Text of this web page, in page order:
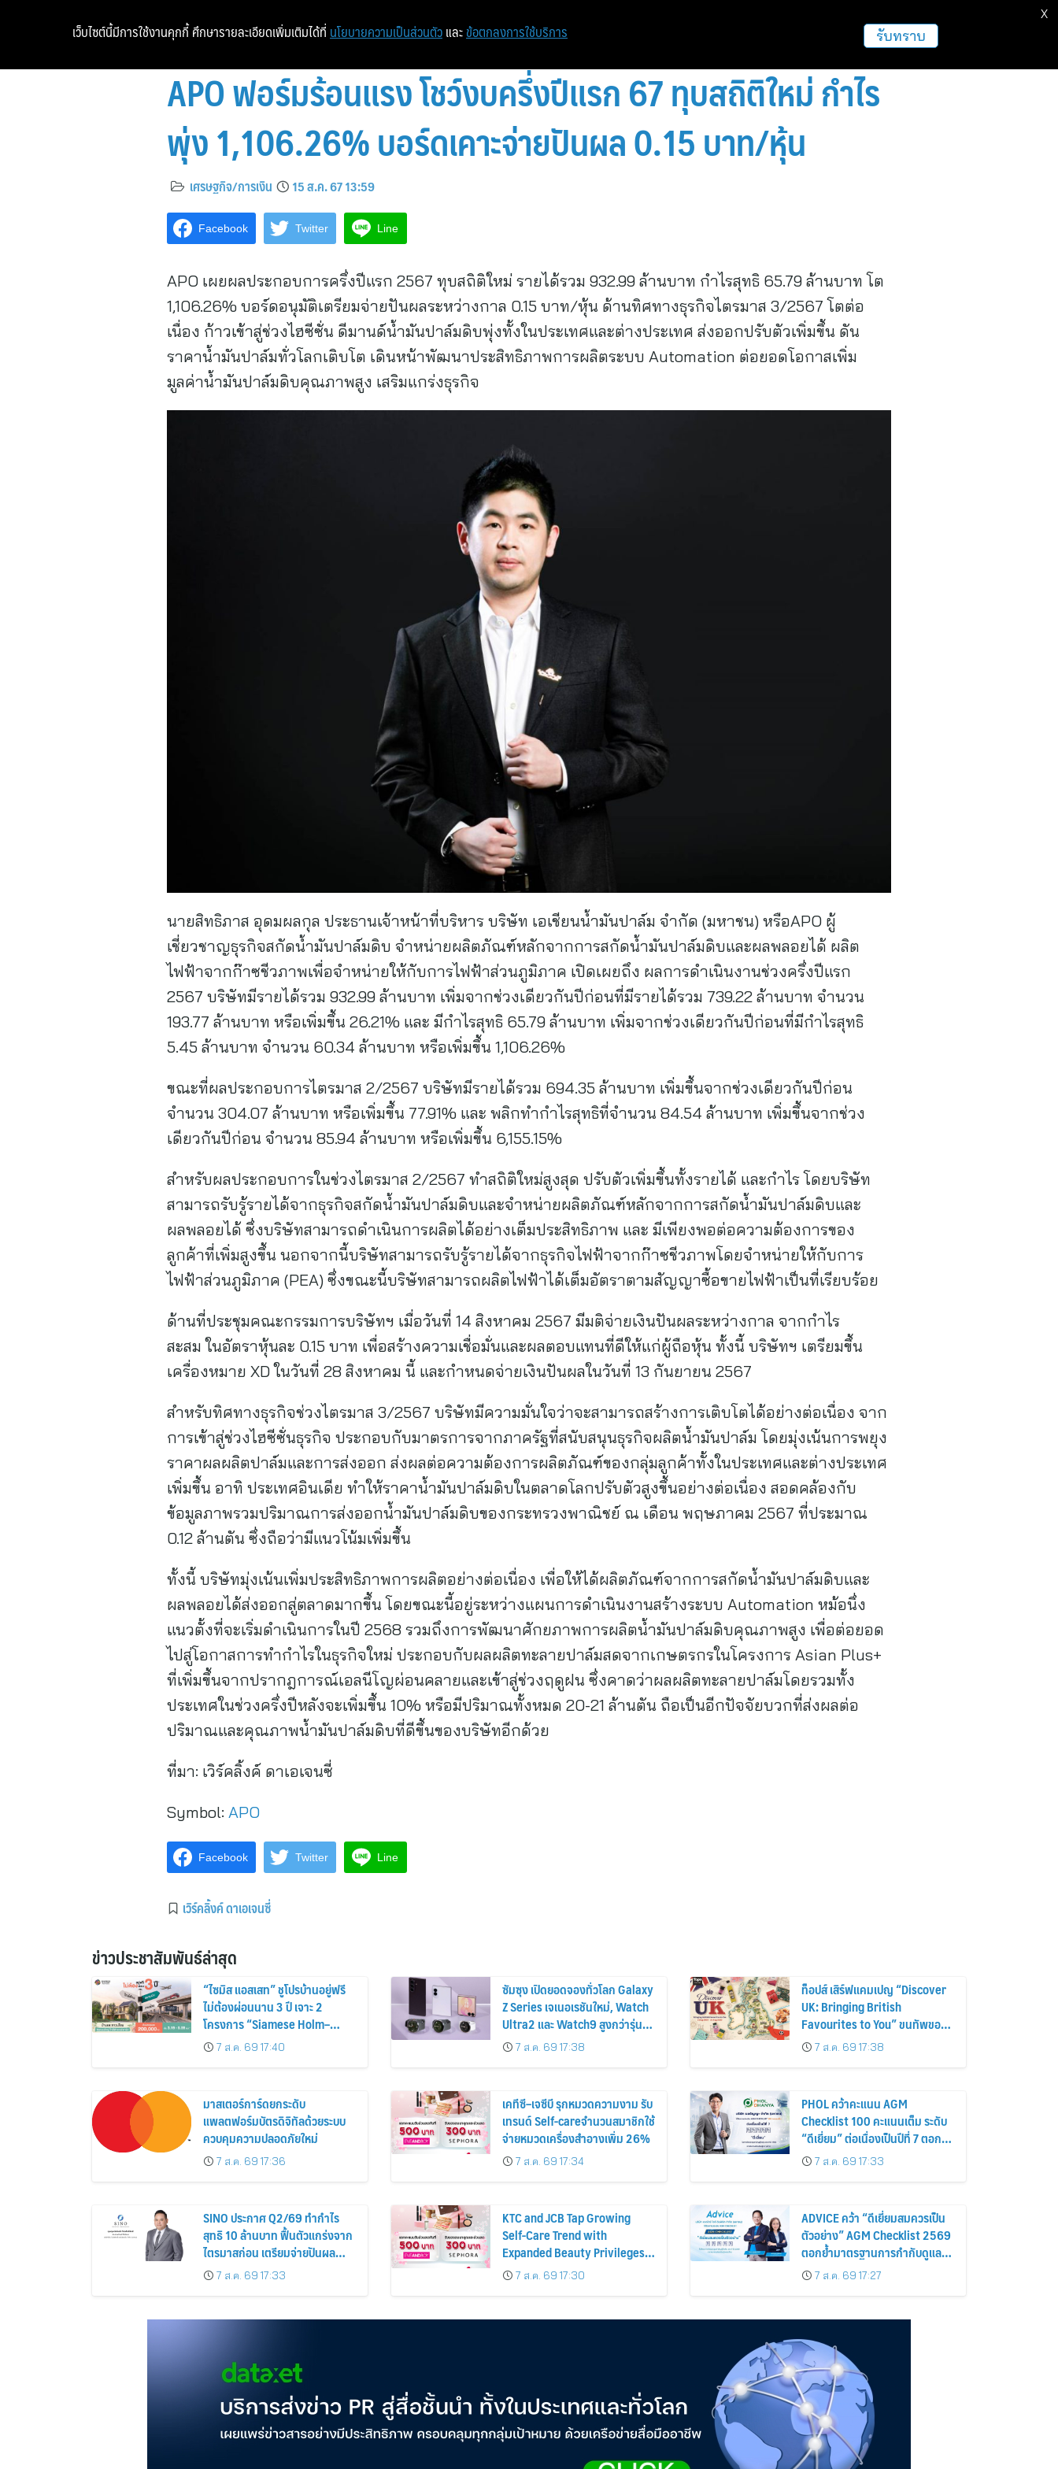
หน้าแรก ท่องเที่ยว ฝากข่าวประชาสัมพันธ์
APO ฟอร์มร้อนแรง โชว์งบครึ่งปีแรก 67 ทุบสถิติใหม่ กำไร
พุ่ง 1,106.26% บอร์ดเคาะจ่ายปันผล 0.15 บาท/หุ้น
เศรษฐกิจ/การเงิน 15 ส.ค. 67 13:59
Facebook Twitter Line
APO เผยผลประกอบการครึ่งปีแรก 2567 ทุบสถิติใหม่ รายได้รวม 932.99 ล้านบาท กำไรสุทธิ 65.79 ล้านบาท โต
1,106.26% บอร์ดอนุมัติเตรียมจ่ายปันผลระหว่างกาล 0.15 บาท/หุ้น ด้านทิศทางธุรกิจไตรมาส 3/2567 โตต่อ
เนื่อง ก้าวเข้าสู่ช่วงไฮซีซั่น ดีมานด์น้ำมันปาล์มดิบพุ่งทั้งในประเทศและต่างประเทศ ส่งออกปรับตัวเพิ่มขึ้น ดัน
ราคาน้ำมันปาล์มทั่วโลกเติบโต เดินหน้าพัฒนาประสิทธิภาพการผลิตระบบ Automation ต่อยอดโอกาสเพิ่ม
มูลค่าน้ำมันปาล์มดิบคุณภาพสูง เสริมแกร่งธุรกิจ
นายสิทธิภาส อุดมผลกุล ประธานเจ้าหน้าที่บริหาร บริษัท เอเชียนน้ำมันปาล์ม จำกัด (มหาชน) หรือAPO ผู้
เชี่ยวชาญธุรกิจสกัดน้ำมันปาล์มดิบ จำหน่ายผลิตภัณฑ์หลักจากการสกัดน้ำมันปาล์มดิบและผลพลอยได้ ผลิต
ไฟฟ้าจากก๊าซชีวภาพเพื่อจำหน่ายให้กับการไฟฟ้าส่วนภูมิภาค เปิดเผยถึง ผลการดำเนินงานช่วงครึ่งปีแรก
2567 บริษัทมีรายได้รวม 932.99 ล้านบาท เพิ่มจากช่วงเดียวกันปีก่อนที่มีรายได้รวม 739.22 ล้านบาท จำนวน
193.77 ล้านบาท หรือเพิ่มขึ้น 26.21% และ มีกำไรสุทธิ 65.79 ล้านบาท เพิ่มจากช่วงเดียวกันปีก่อนที่มีกำไรสุทธิ
5.45 ล้านบาท จำนวน 60.34 ล้านบาท หรือเพิ่มขึ้น 1,106.26%
ขณะที่ผลประกอบการไตรมาส 2/2567 บริษัทมีรายได้รวม 694.35 ล้านบาท เพิ่มขึ้นจากช่วงเดียวกันปีก่อน
จำนวน 304.07 ล้านบาท หรือเพิ่มขึ้น 77.91% และ พลิกทำกำไรสุทธิที่จำนวน 84.54 ล้านบาท เพิ่มขึ้นจากช่วง
เดียวกันปีก่อน จำนวน 85.94 ล้านบาท หรือเพิ่มขึ้น 6,155.15%
สำหรับผลประกอบการในช่วงไตรมาส 2/2567 ทำสถิติใหม่สูงสุด ปรับตัวเพิ่มขึ้นทั้งรายได้ และกำไร โดยบริษัท
สามารถรับรู้รายได้จากธุรกิจสกัดน้ำมันปาล์มดิบและจำหน่ายผลิตภัณฑ์หลักจากการสกัดน้ำมันปาล์มดิบและ
ผลพลอยได้ ซึ่งบริษัทสามารถดำเนินการผลิตได้อย่างเต็มประสิทธิภาพ และ มีเพียงพอต่อความต้องการของ
ลูกค้าที่เพิ่มสูงขึ้น นอกจากนี้บริษัทสามารถรับรู้รายได้จากธุรกิจไฟฟ้าจากก๊าซชีวภาพโดยจำหน่ายให้กับการ
ไฟฟ้าส่วนภูมิภาค (PEA) ซึ่งขณะนี้บริษัทสามารถผลิตไฟฟ้าได้เต็มอัตราตามสัญญาซื้อขายไฟฟ้าเป็นที่เรียบร้อย
ด้านที่ประชุมคณะกรรมการบริษัทฯ เมื่อวันที่ 14 สิงหาคม 2567 มีมติจ่ายเงินปันผลระหว่างกาล จากกำไร
สะสม ในอัตราหุ้นละ 0.15 บาท เพื่อสร้างความเชื่อมั่นและผลตอบแทนที่ดีให้แก่ผู้ถือหุ้น ทั้งนี้ บริษัทฯ เตรียมขึ้น
เครื่องหมาย XD ในวันที่ 28 สิงหาคม นี้ และกำหนดจ่ายเงินปันผลในวันที่ 13 กันยายน 2567
สำหรับทิศทางธุรกิจช่วงไตรมาส 3/2567 บริษัทมีความมั่นใจว่าจะสามารถสร้างการเติบโตได้อย่างต่อเนื่อง จาก
การเข้าสู่ช่วงไฮซีซั่นธุรกิจ ประกอบกับมาตรการจากภาครัฐที่สนับสนุนธุรกิจผลิตน้ำมันปาล์ม โดยมุ่งเน้นการพยุง
ราคาผลผลิตปาล์มและการส่งออก ส่งผลต่อความต้องการผลิตภัณฑ์ของกลุ่มลูกค้าทั้งในประเทศและต่างประเทศ
เพิ่มขึ้น อาทิ ประเทศอินเดีย ทำให้ราคาน้ำมันปาล์มดิบในตลาดโลกปรับตัวสูงขึ้นอย่างต่อเนื่อง สอดคล้องกับ
ข้อมูลภาพรวมปริมาณการส่งออกน้ำมันปาล์มดิบของกระทรวงพาณิชย์ ณ เดือน พฤษภาคม 2567 ที่ประมาณ
0.12 ล้านตัน ซึ่งถือว่ามีแนวโน้มเพิ่มขึ้น
ทั้งนี้ บริษัทมุ่งเน้นเพิ่มประสิทธิภาพการผลิตอย่างต่อเนื่อง เพื่อให้ได้ผลิตภัณฑ์จากการสกัดน้ำมันปาล์มดิบและ
ผลพลอยได้ส่งออกสู่ตลาดมากขึ้น โดยขณะนี้อยู่ระหว่างแผนการดำเนินงานสร้างระบบ Automation หม้อนึ่ง
แนวตั้งที่จะเริ่มดำเนินการในปี 2568 รวมถึงการพัฒนาศักยภาพการผลิตน้ำมันปาล์มดิบคุณภาพสูง เพื่อต่อยอด
ไปสู่โอกาสการทำกำไรในธุรกิจใหม่ ประกอบกับผลผลิตทะลายปาล์มสดจากเกษตรกรในโครงการ Asian Plus+
ที่เพิ่มขึ้นจากปรากฎการณ์เอลนีโญผ่อนคลายและเข้าสู่ช่วงฤดูฝน ซึ่งคาดว่าผลผลิตทะลายปาล์มโดยรวมทั้ง
ประเทศในช่วงครึ่งปีหลังจะเพิ่มขึ้น 10% หรือมีปริมาณทั้งหมด 20-21 ล้านตัน ถือเป็นอีกปัจจัยบวกที่ส่งผลต่อ
ปริมาณและคุณภาพน้ำมันปาล์มดิบที่ดีขึ้นของบริษัทอีกด้วย
ที่มา: เวิร์คลิ้งค์ ดาเอเจนซี่
Symbol: APO
Facebook Twitter Line
เวิร์คลิ้งค์ ดาเอเจนซี่
ข่าวประชาสัมพันธ์ล่าสุด
“ไซมิส แอสเสท” ชูโปรบ้านอยู่ฟรี
ไม่ต้องผ่อนนาน 3 ปี เจาะ 2
โครงการ “Siamese Holm–
Siamese Blossom” พร้อม
ส่วนลดและสิทธิพิเศษถึง 31
7 ส.ค. 69 17:40
ซัมซุง เปิดยอดจองทั่วโลก Galaxy
Z Series เจเนอเรชันใหม่, Watch
Ultra2 และ Watch9 สูงกว่ารุ่น
ก่อนหน้ากว่า 30%
7 ส.ค. 69 17:38
ท็อปส์ เสิร์ฟแคมเปญ “Discover
UK: Bringing British
Favourites to You” ขนทัพของ
อร่อยและไอเท็มฮิตจากสหราช
อาณาจักร ส่งตรงถึงมือตั้งแต่วัน
7 ส.ค. 69 17:38
มาสเตอร์การ์ดยกระดับ
แพลตฟอร์มบัตรดิจิทัลด้วยระบบ
ควบคุมความปลอดภัยใหม่
7 ส.ค. 69 17:36
เคทีซี–เจซีบี รุกหมวดความงาม รับ
เทรนด์ Self-careจำนวนสมาชิกใช้
จ่ายหมวดเครื่องสำอางเพิ่ม 26%
7 ส.ค. 69 17:34
PHOL คว้าคะแนน AGM
Checklist 100 คะแนนเต็ม ระดับ
“ดีเยี่ยม” ต่อเนื่องเป็นปีที่ 7 ตอกย้ำ
การดำเนินธุรกิจตามหลักธรรมาภิ
บาล โปร่งใส สร้างความเชื่อมั่นผู้
7 ส.ค. 69 17:33
SINO ประกาศ Q2/69 ทำกำไร
สุทธิ 10 ล้านบาท ฟื้นตัวแกร่งจาก
ไตรมาสก่อน เตรียมจ่ายปันผล
ระหว่างกาล 0.014423 บาทต่อหุ้น
ครึ่งปีหลังมุ่งเติบโตต่อเนื่อง
7 ส.ค. 69 17:33
KTC and JCB Tap Growing
Self-Care Trend with
Expanded Beauty Privileges
Number of KTC JCB
Cardmembers Spending on
7 ส.ค. 69 17:30
ADVICE คว้า “ดีเยี่ยมสมควรเป็น
ตัวอย่าง” AGM Checklist 2569
ตอกย้ำมาตรฐานการกำกับดูแล
กิจการที่ดี
7 ส.ค. 69 17:27
เว็บไซต์นี้มีการใช้งานคุกกี้ ศึกษารายละเอียดเพิ่มเติมได้ที่ นโยบายความเป็นส่วนตัว และ ข้อตกลงการใช้บริการ รับทราบ
X